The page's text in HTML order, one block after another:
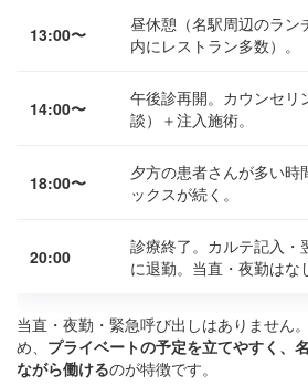
13:00〜
昼休憩（名駅周辺のラン
内にレストラン多数）。
14:00〜
午後診再開。カウンセリ
談）＋注入施術。
18:00〜
夕方の患者さんが多い時
ックスが続く。
20:00
診療終了。カルテ記入・
に退勤。当直・夜勤はな
当直・夜勤・緊急呼び出しはありません
め、 プライベートの予定を立てやすく、
ながら働けるのが特徴です。